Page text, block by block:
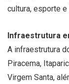
cultura, esporte e
Infraestrutura
A infraestrutura
Piracema,
Virgem Santa,